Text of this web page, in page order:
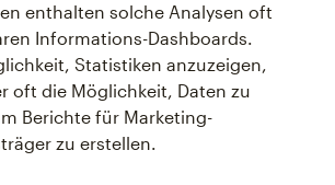
enthalten solche Analysen oft
Informations-Dashboards.
Statistiken anzuzeigen,
oft die Möglichkeit, Daten zu
Berichte für Marketing-
zu erstellen.